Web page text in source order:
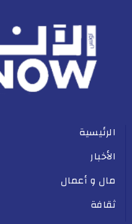
الرئيسية
الأخبار
مال و أعمال
ثقافة